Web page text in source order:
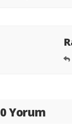
0 Yorum